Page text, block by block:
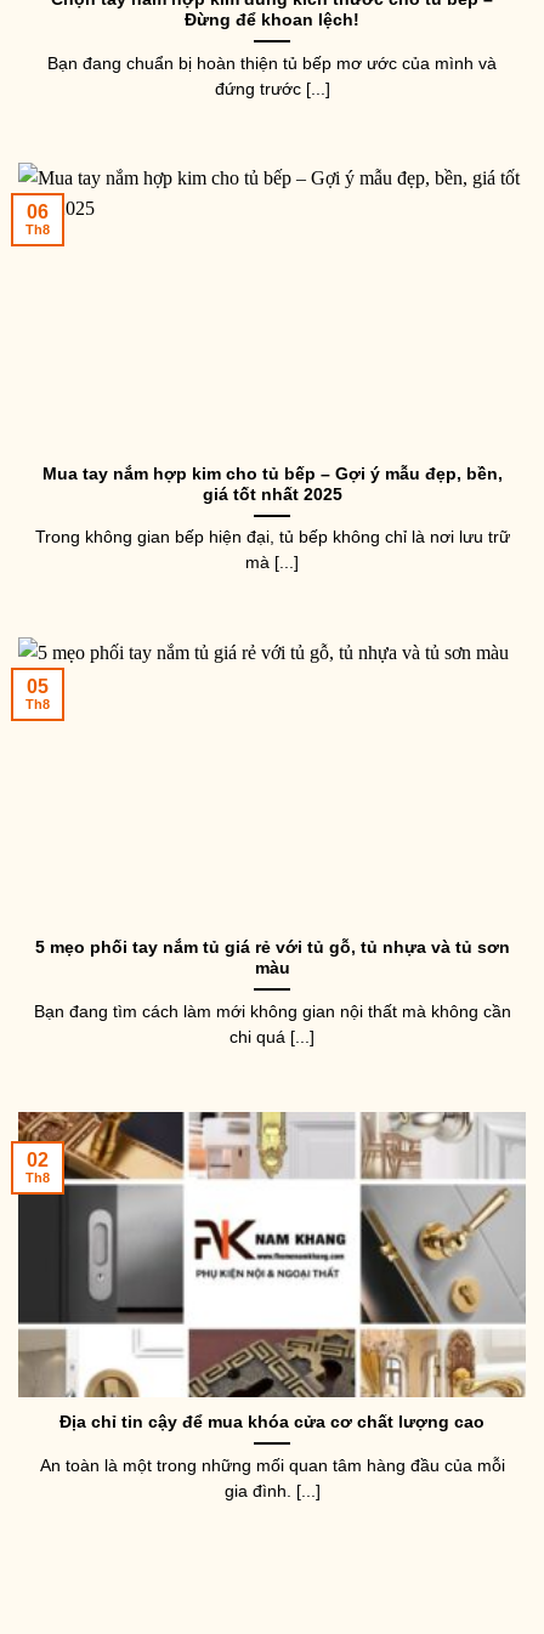
Đừng để khoan lệch!
Bạn đang chuẩn bị hoàn thiện tủ bếp mơ ước của mình và
đứng trước [...]
Mua tay nắm hợp kim cho tủ bếp – Gợi ý mẫu đẹp, bền,
giá tốt nhất 2025
Trong không gian bếp hiện đại, tủ bếp không chỉ là nơi lưu trữ
mà [...]
06
Th8
5 mẹo phối tay nắm tủ giá rẻ với tủ gỗ, tủ nhựa và tủ sơn
màu
Bạn đang tìm cách làm mới không gian nội thất mà không cần
chi quá [...]
05
Th8
Địa chỉ tin cậy để mua khóa cửa cơ chất lượng cao
An toàn là một trong những mối quan tâm hàng đầu của mỗi
gia đình. [...]
02
Th8